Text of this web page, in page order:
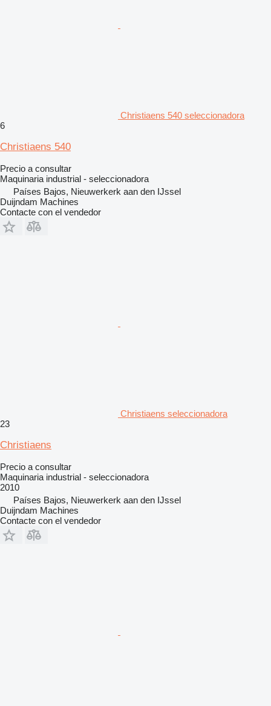
Christiaens 540 seleccionadora
6
Christiaens 540
Precio a consultar
Maquinaria industrial - seleccionadora
Países Bajos, Nieuwerkerk aan den IJssel
Duijndam Machines
Contacte con el vendedor
Christiaens seleccionadora
23
Christiaens
Precio a consultar
Maquinaria industrial - seleccionadora
2010
Países Bajos, Nieuwerkerk aan den IJssel
Duijndam Machines
Contacte con el vendedor